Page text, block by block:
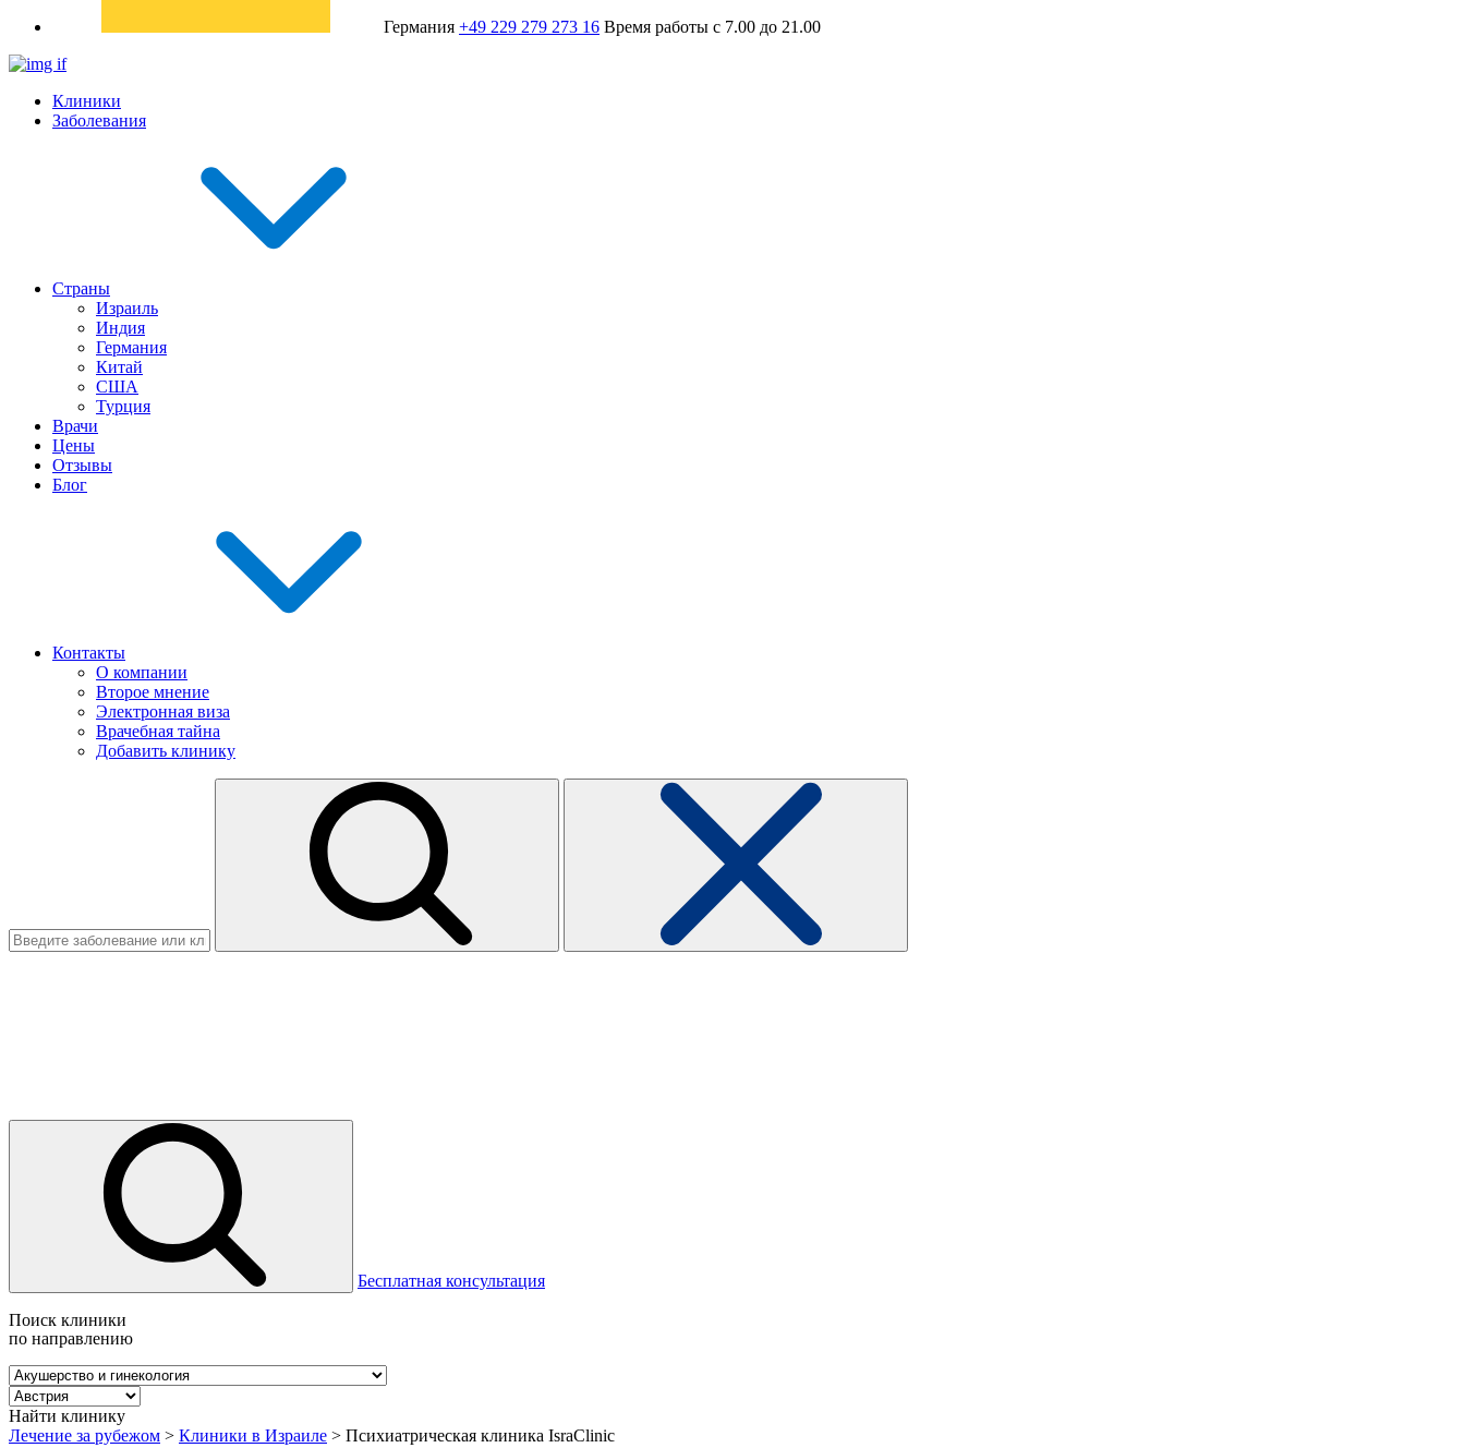
Германия +49 229 279 273 16 Время работы с 7.00 до 21.00
Клиники
Заболевания
Страны
Израиль
Индия
Германия
Китай
США
Турция
Врачи
Цены
Отзывы
Блог
Контакты
О компании
Второе мнение
Электронная виза
Врачебная тайна
Добавить клинику
Бесплатная консультация
Поиск клиники
по направлению
Найти клинику
Лечение за рубежом > Клиники в Израиле > Психиатрическая клиника IsraClinic